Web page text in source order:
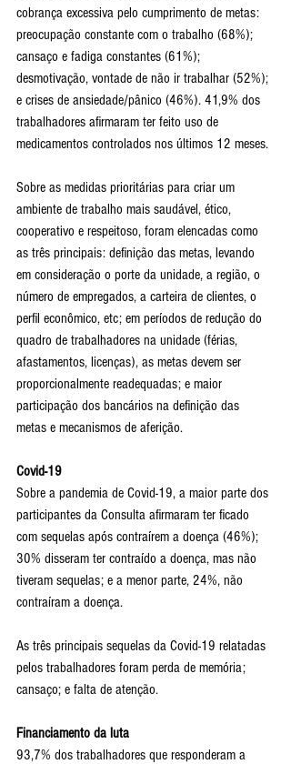
cobrança excessiva pelo cumprimento de metas:
preocupação constante com o trabalho (68%);
cansaço e fadiga constantes (61%);
desmotivação, vontade de não ir trabalhar (52%);
e crises de ansiedade/pânico (46%). 41,9% dos
trabalhadores afirmaram ter feito uso de
medicamentos controlados nos últimos 12 meses.
Sobre as medidas prioritárias para criar um
ambiente de trabalho mais saudável, ético,
cooperativo e respeitoso, foram elencadas como
as três principais: definição das metas, levando
em consideração o porte da unidade, a região, o
número de empregados, a carteira de clientes, o
perfil econômico, etc; em períodos de redução do
quadro de trabalhadores na unidade (férias,
afastamentos, licenças), as metas devem ser
proporcionalmente readequadas; e maior
participação dos bancários na definição das
metas e mecanismos de aferição.
Covid-19
Sobre a pandemia de Covid-19, a maior parte dos
participantes da Consulta afirmaram ter ficado
com sequelas após contraírem a doença (46%);
30% disseram ter contraído a doença, mas não
tiveram sequelas; e a menor parte, 24%, não
contraíram a doença.
As três principais sequelas da Covid-19 relatadas
pelos trabalhadores foram perda de memória;
cansaço; e falta de atenção.
Financiamento da luta
93,7% dos trabalhadores que responderam a